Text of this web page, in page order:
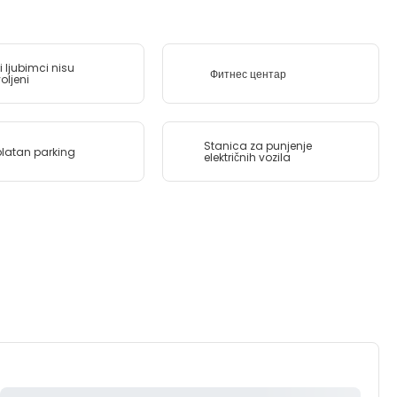
ljubimci nisu Фитнес центар
parking Stanica za punjenje
električnih vozila